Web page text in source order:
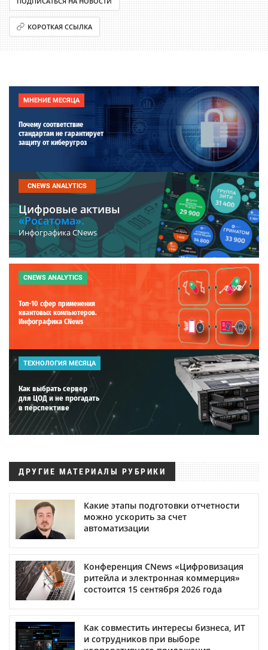
КОРОТКАЯ ССЫЛКА
МНЕНИЕ МЕСЯЦА
Почему соответствие
стандартам не гарантирует
защиту от киберугроз
CNEWS ANALYTICS
Цифровые активы
«Росатома».
Инфографика CNews
CNEWS ANALYTICS
Топ-10 сфер применения
квантовых компьютеров.
Инфографика CNews
ТЕХНОЛОГИЯ МЕСЯЦА
Как выбрать сервер
для ЦОД и не прогадать
в перспективе
ДРУГИЕ МАТЕРИАЛЫ РУБРИКИ
Какие этапы подготовки отчетности
можно ускорить за счет
автоматизации
Конференция CNews «Цифровизация
ритейла и электронная коммерция»
состоится 15 сентября 2026 года
Как совместить интересы бизнеса, ИТ
и сотрудников при выборе